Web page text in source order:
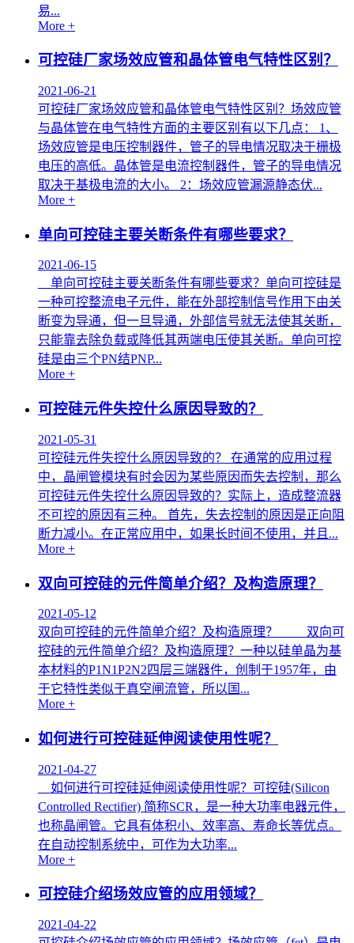
易...
More +
可控硅厂家场效应管和晶体管电气特性区别？
2021-06-21
可控硅厂家场效应管和晶体管电气特性区别？场效应管
与晶体管在电气特性方面的主要区别有以下几点： 1、
场效应管是电压控制器件，管子的导电情况取决于栅极
电压的高低。晶体管是电流控制器件，管子的导电情况
取决于基极电流的大小。 2：场效应管漏源静态伏...
More +
单向可控硅主要关断条件有哪些要求？
2021-06-15
单向可控硅主要关断条件有哪些要求？单向可控硅是
一种可控整流电子元件，能在外部控制信号作用下由关
断变为导通，但一旦导通，外部信号就无法使其关断，
只能靠去除负载或降低其两端电压使其关断。单向可控
硅是由三个PN结PNP...
More +
可控硅元件失控什么原因导致的？
2021-05-31
可控硅元件失控什么原因导致的？ 在通常的应用过程
中，晶闸管模块有时会因为某些原因而失去控制，那么
可控硅元件失控什么原因导致的？实际上，造成整流器
不可控的原因有三种。 首先，失去控制的原因是正向阻
断力减小。在正常应用中，如果长时间不使用，并且...
More +
双向可控硅的元件简单介绍？及构造原理？
2021-05-12
双向可控硅的元件简单介绍？及构造原理？ 双向可
控硅的元件简单介绍？及构造原理？一种以硅单晶为基
本材料的P1N1P2N2四层三端器件，创制于1957年，由
于它特性类似于真空闸流管，所以国...
More +
如何进行可控硅延伸阅读使用性呢？
2021-04-27
如何进行可控硅延伸阅读使用性呢？可控硅(Silicon
Controlled Rectifier) 简称SCR，是一种大功率电器元件，
也称晶闸管。它具有体积小、效率高、寿命长等优点。
在自动控制系统中，可作为大功率...
More +
可控硅介绍场效应管的应用领域？
2021-04-22